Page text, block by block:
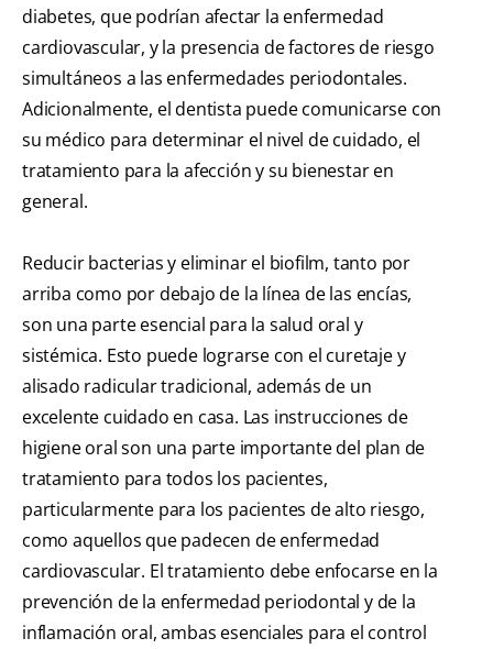
diabetes, que podrían afectar la enfermedad
cardiovascular, y la presencia de factores de riesgo
simultáneos a las enfermedades periodontales.
Adicionalmente, el dentista puede comunicarse con
su médico para determinar el nivel de cuidado, el
tratamiento para la afección y su bienestar en
general.
Reducir bacterias y eliminar el biofilm, tanto por
arriba como por debajo de la línea de las encías,
son una parte esencial para la salud oral y
sistémica. Esto puede lograrse con el curetaje y
alisado radicular tradicional, además de un
excelente cuidado en casa. Las instrucciones de
higiene oral son una parte importante del plan de
tratamiento para todos los pacientes,
particularmente para los pacientes de alto riesgo,
como aquellos que padecen de enfermedad
cardiovascular. El tratamiento debe enfocarse en la
prevención de la enfermedad periodontal y de la
inflamación oral, ambas esenciales para el control